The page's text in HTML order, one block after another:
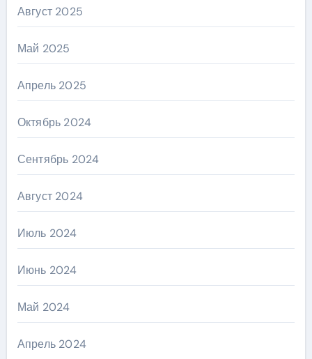
Август 2025
Май 2025
Апрель 2025
Октябрь 2024
Сентябрь 2024
Август 2024
Июль 2024
Июнь 2024
Май 2024
Апрель 2024